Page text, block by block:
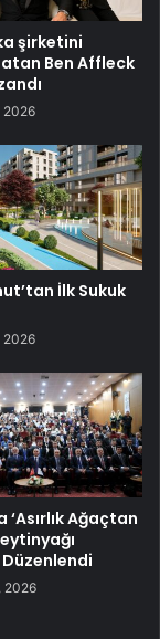
şirketini
Ben Affleck
2026
İlk Sukuk
2026
‘Asırlık Ağaçtan
Düzenlendi
2026